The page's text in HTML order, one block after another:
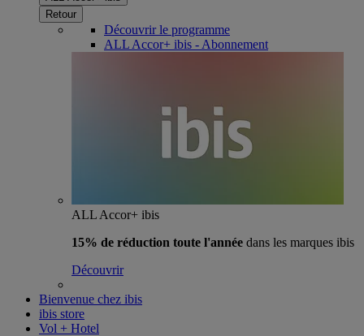
Retour
Découvrir le programme
ALL Accor+ ibis - Abonnement
ALL Accor+ ibis
15% de réduction toute l'année dans les marques ibis
Découvrir
Bienvenue chez ibis
ibis store
Vol + Hotel